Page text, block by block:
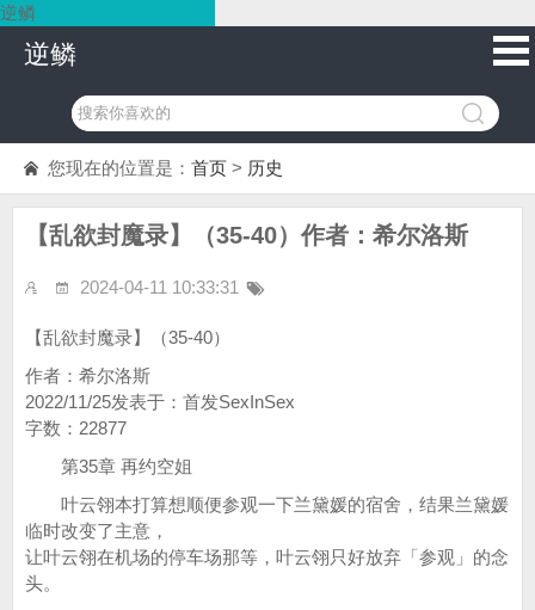
逆鳞
逆鳞
您现在的位置是： 首页 > 历史
【乱欲封魔录】（35-40）作者：希尔洛斯
2024-04-11 10:33:31
【乱欲封魔录】（35-40）
作者：希尔洛斯
2022/11/25发表于：首发SexInSex
字数：22877
第35章 再约空姐
叶云翎本打算想顺便参观一下兰黛媛的宿舍，结果兰黛媛
临时改变了主意，
让叶云翎在机场的停车场那等，叶云翎只好放弃「参观」的念
头。